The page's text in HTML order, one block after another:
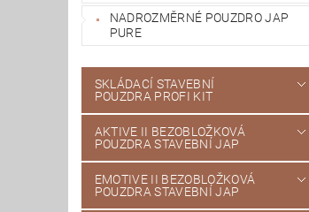
NADROZMĚRNÉ POUZDRO JAP
PURE
SKLÁDACÍ STAVEBNÍ
POUZDRA PROFI KIT
AKTIVE II BEZOBLOŽKOVÁ
POUZDRA STAVEBNÍ JAP
EMOTIVE II BEZOBLOŽKOVÁ
POUZDRA STAVEBNÍ JAP